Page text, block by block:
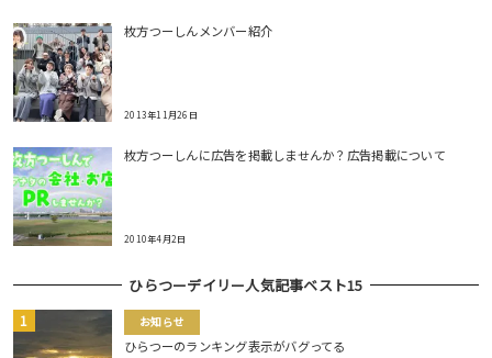
枚方つーしんメンバー紹介
2013年11月26日
枚方つーしんに広告を掲載しませんか？広告掲載について
2010年4月2日
ひらつーデイリー人気記事ベスト15
お知らせ
ひらつーのランキング表示がバグってる